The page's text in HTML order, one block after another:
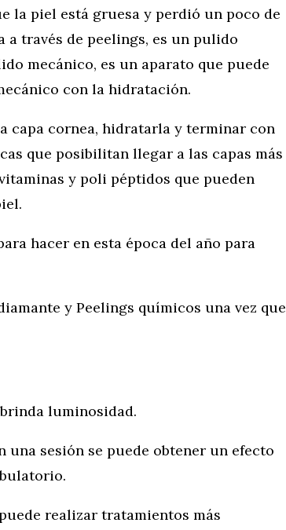
la piel está gruesa y perdió un poco de
a través de peelings, es un pulido
mecánico, es un aparato que puede
con la hidratación.
capa cornea, hidratarla y terminar con
que posibilitan llegar a las capas más
y poli péptidos que pueden
hacer en esta época del año para
y Peelings químicos una vez que
luminosidad.
una sesión se puede obtener un efecto
realizar tratamientos más